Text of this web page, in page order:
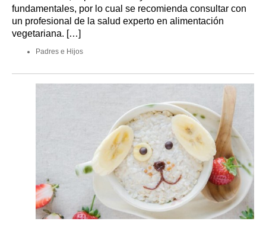
fundamentales, por lo cual se recomienda consultar con
un profesional de la salud experto en alimentación
vegetariana. […]
Padres e Hijos